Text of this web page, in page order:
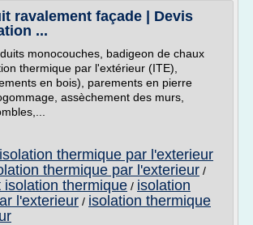
ravalement façade | Devis
...
monocouches, badigeon de chaux
thermique par l'extérieur (ITE),
en bois), parements en pierre
assèchement des murs,
isolation thermique par l'exterieur
thermique par l'exterieur /
isolation thermique / isolation
l'exterieur / isolation thermique